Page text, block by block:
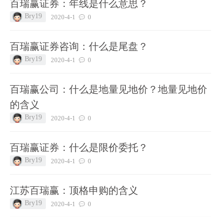
百瑞赢证券：年线是什么意思？
Bry19 2020-4-1 0
百瑞赢证券咨询：什么是尾盘？
Bry19 2020-4-1 0
百瑞赢公司：什么是地量见地价？地量见地价
的含义
Bry19 2020-4-1 0
百瑞赢证券：什么是限价委托？
Bry19 2020-4-1 0
江苏百瑞赢：顶格申购的含义
Bry19 2020-4-1 0